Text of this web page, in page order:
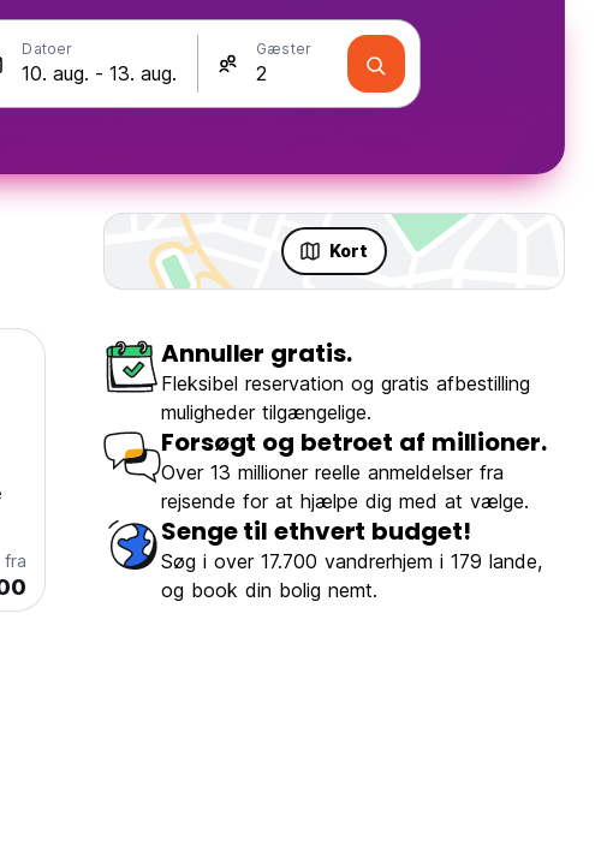
Datoer Gæster
Kort
fra
Annuller gratis.
Fleksibel reservation og gratis afbestilling
muligheder tilgængelige.
Forsøgt og betroet af millioner.
Over 13 millioner reelle anmeldelser fra
rejsende for at hjælpe dig med at vælge.
Senge til ethvert budget!
Søg i over 17.700 vandrerhjem i 179 lande,
og book din bolig nemt.